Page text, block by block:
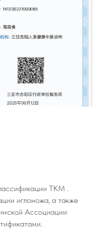
ТКМ .
иглоножа, а также
Ассоциации